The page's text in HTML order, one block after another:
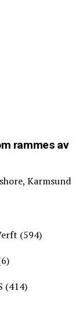
rammes av
Karmsund
(594)
(414)